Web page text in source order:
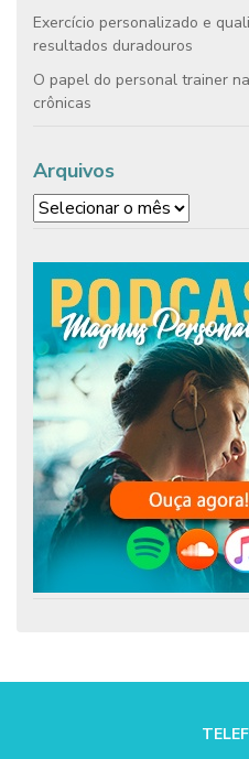
Exercício personalizado e
resultados duradouros
O papel do personal trainer
crônicas
Arquivos
Arquivos